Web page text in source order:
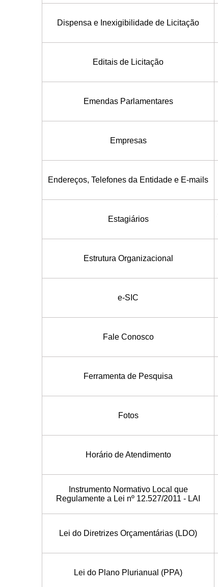
Dispensa e Inexigibilidade de Licitação
Editais de Licitação
Emendas Parlamentares
Empresas
Endereços, Telefones da Entidade e E-mails
Estagiários
Estrutura Organizacional
e­-SIC
Fale Conosco
Ferramenta de Pesquisa
Fotos
Horário de Atendimento
Instrumento Normativo Local que
Regulamente a Lei nº 12.527/2011 - LAI
Lei do Diretrizes Orçamentárias (LDO)
Lei do Plano Plurianual (PPA)